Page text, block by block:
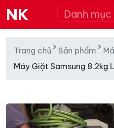
NK Danh
Trang chủ Sản phẩm
Máy Giặt Samsung 8,2kg